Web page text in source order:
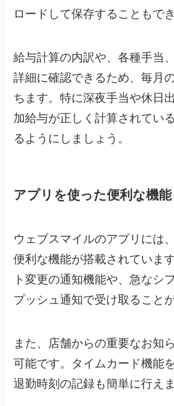
ロードして保存することもでき
給与計算の内訳や、各種手当
詳細に確認できるため、毎月
ちます。特に深夜手当や休日
加給与が正しく計算されてい
るようにしましょう。
アプリを使った便利な機能
ウェブスマイルのアプリには
便利な機能が搭載されていま
ト変更の通知機能や、急なシ
プッシュ通知で受け取ること
また、店舗からの重要なお知
可能です。 タイムカード機能
退勤時刻の記録も簡単に行えま